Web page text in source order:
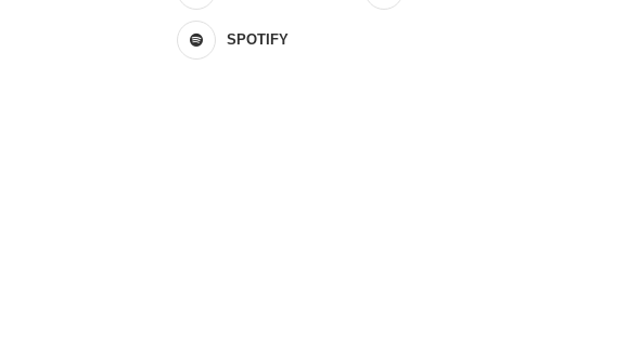
SPOTIFY